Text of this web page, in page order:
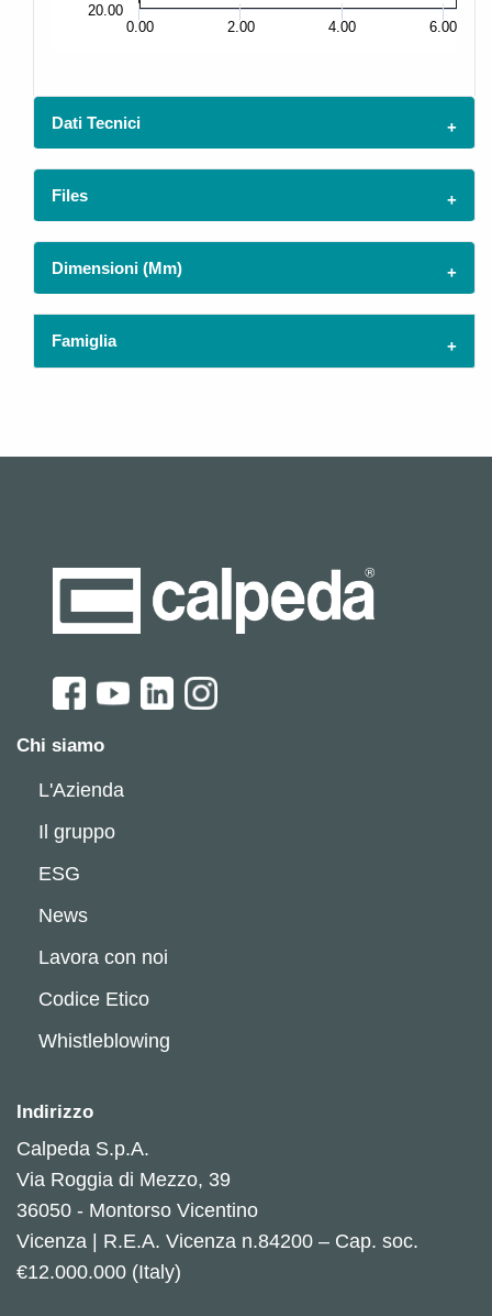
0.00 2.00 4.00 6.00
20.00
Dati Tecnici
Files
Dimensioni (mm)
Famiglia
Chi siamo
L'Azienda
Il gruppo
ESG
News
Lavora con noi
Codice Etico
Whistleblowing
Indirizzo
Calpeda S.p.A.
Via Roggia di Mezzo, 39
36050 - Montorso Vicentino
Vicenza | R.E.A. Vicenza n.84200 – Cap. soc.
€12.000.000 (Italy)